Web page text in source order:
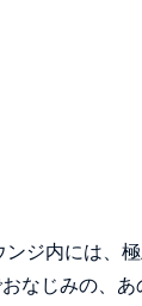
ジ内には、
なじみの、